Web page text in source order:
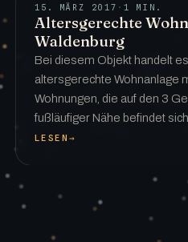
15. MÄRZ 2017 ·1 MIN.
Altersgerechte
Waldenburg
Bei diesem Objekt handelt
altersgerechte Wohnanlage
Wohnungen, die auf den 3
fußläufiger Nähe befindet sich
LESEN →